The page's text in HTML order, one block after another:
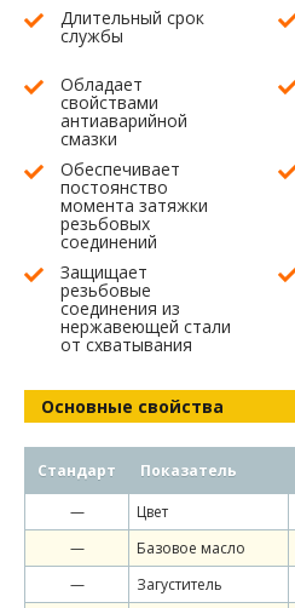
Длительный срок
службы
Обладает
свойствами
антиаварийной
смазки
Обеспечивает
постоянство
момента затяжки
резьбовых
соединений
Защищает
резьбовые
соединения из
нержавеющей стали
от схватывания
Основные свойства
Стандарт Показатель
—
Цвет
—
Базовое масло
—
Загуститель